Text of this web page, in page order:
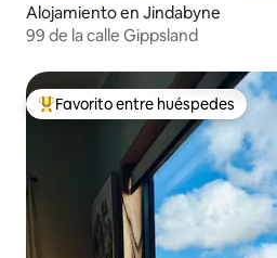
Alojamiento en Jindabyne
99 de la calle Gippsland
Favorito entre huéspedes preferido
Favorito entre huéspedes